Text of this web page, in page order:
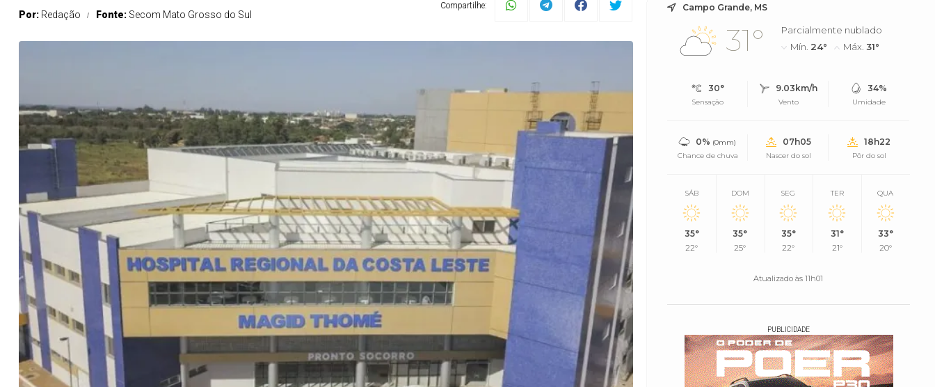
Por: Redação Fonte: Secom Mato Grosso do Sul
Compartilhe: Campo Grande, MS
31°
Parcialmente nublado
Mín. 24° Máx.31°
30°
Sensação
9.03km/h
Vento
34%
Umidade
0% (0mm)
Chance de chuva
07h05
Nascer do sol
18h22
Pôr do sol
SÁB
35°
22°
DOM
35°
25°
SEG
35°
22°
TER
31°
21°
QUA
33°
20°
Atualizado às 11h01
PUBLICIDADE